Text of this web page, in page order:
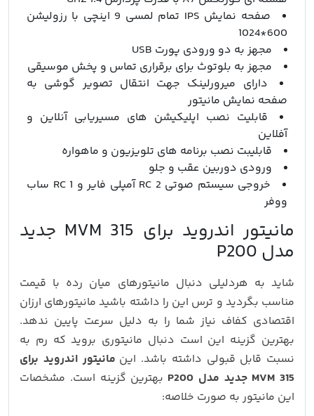
صفحه نمایش IPS تمام لمسی 9 اینچی با رزولیشن
600*1024
مجهز به دو ورودی پورت USB
مجهز به بلوتوث برای برقراری تماس و پخش موسیقی
دارای میرورلینک جهت انتقال تصویر گوشی به
صفحه نمایش مانیتور
قابلیت نصب اپلیکیشن های مسیریابی آنلاین و
آفلاین
قابلیبت نصب برنامه های تلویزیون و ماهواره
ورودی دوربین عقب و جلو
خروجی سیستم صوتی 2 RC آمپلی فایر و 1 RC ساب
ووفر
مانیتور اندروید برای MVM 315 جدید
مدل P200
شاید به هردلیلی دنبال مانیتورهای میان رده با قیمت
مناسب بگردید و ترس این را داشته باشید مانیتورهای ارزان
اقتصادی کفاف نیاز شما را به دلیل سرعت پایین ندهد.
بهترین گزینه این است دنبال مانیتوری بروید که رم به
نسبت قابل قبولی داشته باشد. این مانیتور اندروید برای
MVM 315 جدید مدل P200
بهترین گزینه است. مشخصات
این مانیتور به صورت خلاصه: